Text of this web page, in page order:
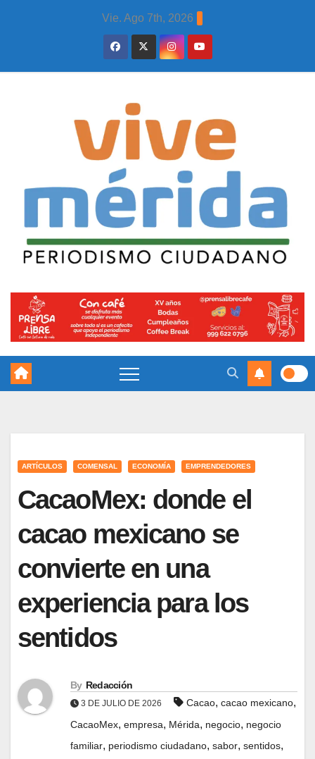
Vie. Ago 7th, 2026
ARTÍCULOS COMENSAL ECONOMÍA EMPRENDEDORES
CacaoMex: donde el
cacao mexicano se
convierte en una
experiencia para los
sentidos
By Redacción
3 DE JULIO DE 2026 Cacao, cacao mexicano,
CacaoMex, empresa, Mérida, negocio, negocio
familiar, periodismo ciudadano, sabor, sentidos,